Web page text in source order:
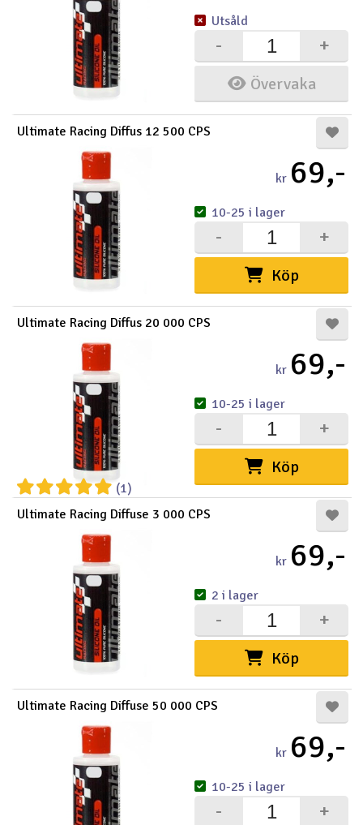
Övervaka
+
-
Utsåld
Ultimate Racing Diffus 12 500 CPS
kr 69,-
Köp
+
-
10-25 i lager
Ultimate Racing Diffus 20 000 CPS
(1)
kr 69,-
Köp
+
-
10-25 i lager
Ultimate Racing Diffuse 3 000 CPS
kr 69,-
Köp
+
-
2 i lager
Ultimate Racing Diffuse 50 000 CPS
kr 69,-
+
-
10-25 i lager